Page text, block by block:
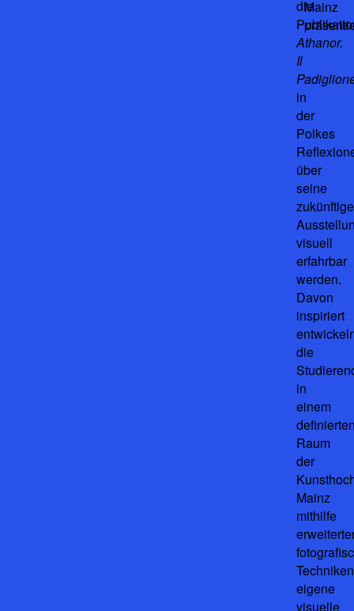
die
Athanor.
Il
in
der
Polkes
über
seine
zukünftige
visuell
erfahrbar
werden.
Davon
inspiriert
die
in
einem
Raum
der
Mainz
mithilfe
Techniken
eigene
visuelle
Mainz